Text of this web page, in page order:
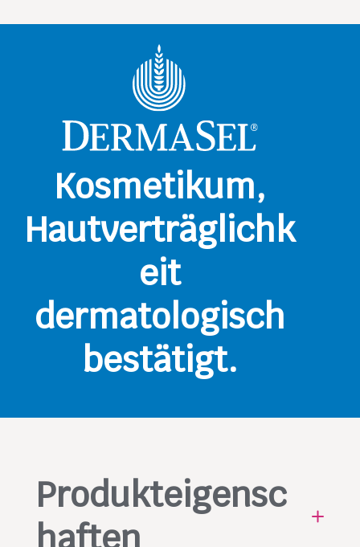
Kosmetikum,
Hautverträglichk
eit
dermatologisch
bestätigt.
Produkteigensc
haften